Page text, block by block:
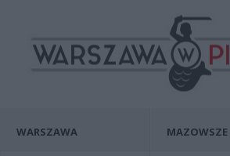
WARSZAWA MAZOWSZE